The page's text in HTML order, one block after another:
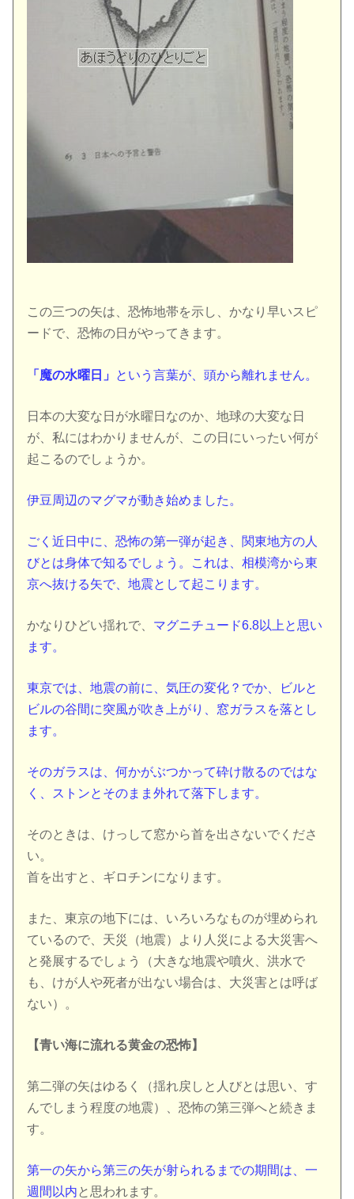
この三つの矢は、恐怖地帯を示し、かなり早いスピ
ードで、恐怖の日がやってきます。
「魔の水曜日」 という言葉が、頭から離れません。
日本の大変な日が水曜日なのか、地球の大変な日
が、私にはわかりませんが、この日にいったい何が
起こるのでしょうか。
伊豆周辺のマグマが動き始めました。
ごく近日中に、恐怖の第一弾が起き、関東地方の人
びとは身体で知るでしょう。これは、相模湾から東
京へ抜ける矢で、地震として起こります。
かなりひどい揺れで、 マグニチュード6.8以上と思い
ます。
東京では、地震の前に、気圧の変化？でか、ビルと
ビルの谷間に突風が吹き上がり、窓ガラスを落とし
ます。
そのガラスは、何かがぶつかって砕け散るのではな
く、ストンとそのまま外れて落下します。
そのときは、けっして窓から首を出さないでくださ
い。
首を出すと、ギロチンになります。
また、東京の地下には、いろいろなものが埋められ
ているので、天災（地震）より人災による大災害へ
と発展するでしょう（大きな地震や噴火、洪水で
も、けが人や死者が出ない場合は、大災害とは呼ば
ない）。
【青い海に流れる黄金の恐怖】
第二弾の矢はゆるく（揺れ戻しと人びとは思い、す
んでしまう程度の地震）、恐怖の第三弾へと続きま
す。
第一の矢から第三の矢が射られるまでの期間は、一
週間以内 と思われます。